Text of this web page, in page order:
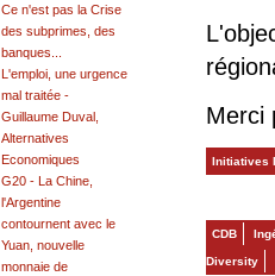
Merci
Initiatives
CDB
Diversity
Ce n'est pas la Crise
des subprimes, des
banques...
L'emploi, une urgence
mal traitée -
Guillaume Duval,
Alternatives
Economiques
G20 - La Chine,
l'Argentine
contournent avec le
Yuan, nouvelle
monnaie de